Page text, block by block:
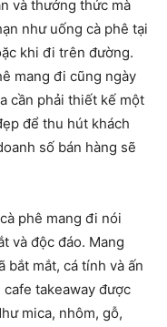
và thưởng thức mà
như uống cà phê tại
khi đi trên đường.
mang đi cũng ngày
cần phải thiết kế một
để thu hút khách
số bán hàng sẽ
phê mang đi nói
và độc đáo. Mang
bắt mắt, cá tính và ấn
takeaway được
mica, nhôm, gỗ,